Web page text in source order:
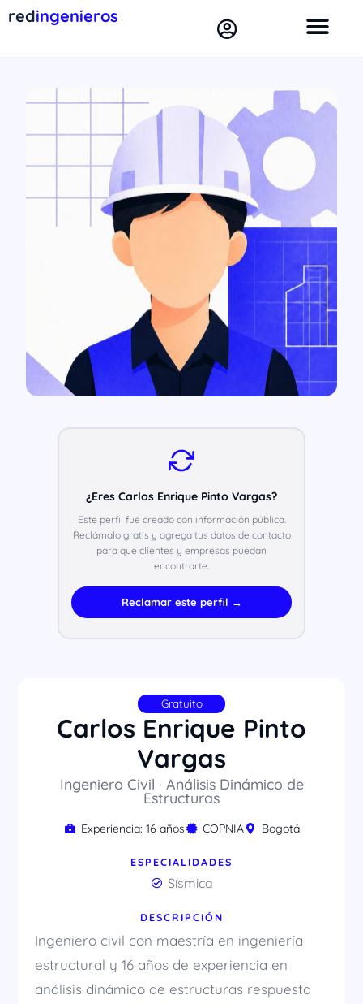
redingenieros
¿Eres Carlos Enrique Pinto Vargas?
Este perfil fue creado con información pública.
Reclámalo gratis y agrega tus datos de contacto
para que clientes y empresas puedan
encontrarte.
Reclamar este perfil →
Gratuito
Carlos Enrique Pinto
Vargas
Ingeniero Civil · Análisis Dinámico de
Estructuras
Experiencia: 16 años COPNIA Bogotá
ESPECIALIDADES
Sísmica
DESCRIPCIÓN
Ingeniero civil con maestría en ingeniería
estructural y 16 años de experiencia en
análisis dinámico de estructuras respuesta